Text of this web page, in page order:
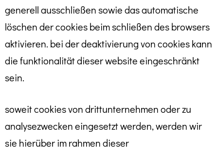
generell ausschließen sowie das automatische
löschen der cookies beim schließen des browsers
aktivieren. bei der deaktivierung von cookies kann
die funktionalität dieser website eingeschränkt
sein.
soweit cookies von drittunternehmen oder zu
analysezwecken eingesetzt werden, werden wir
sie hierüber im rahmen dieser